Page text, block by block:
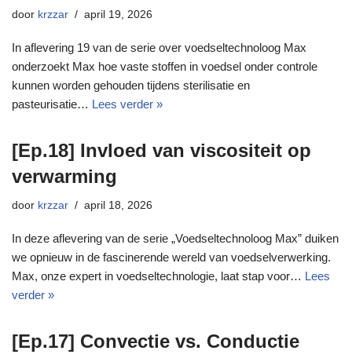
door krzzar april 19, 2026
In aflevering 19 van de serie over voedseltechnoloog Max
onderzoekt Max hoe vaste stoffen in voedsel onder controle
kunnen worden gehouden tijdens sterilisatie en
pasteurisatie… Lees verder »
[Ep.18] Invloed van viscositeit op
verwarming
door krzzar april 18, 2026
In deze aflevering van de serie „Voedseltechnoloog Max” duiken
we opnieuw in de fascinerende wereld van voedselverwerking.
Max, onze expert in voedseltechnologie, laat stap voor… Lees
verder »
[Ep.17] Convectie vs. Conductie